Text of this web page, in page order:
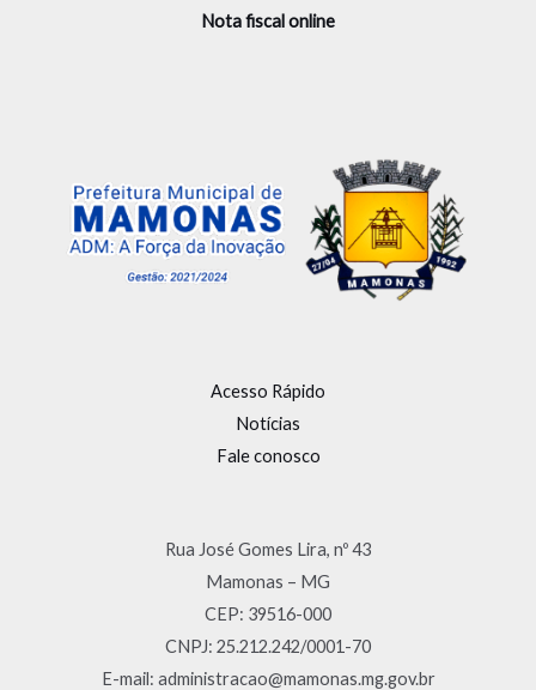
Nota fiscal online
Acesso Rápido
Notícias
Fale conosco
Rua José Gomes Lira, nº 43
Mamonas – MG
CEP: 39516-000
CNPJ: 25.212.242/0001-70
E-mail: administracao@mamonas.mg.gov.br